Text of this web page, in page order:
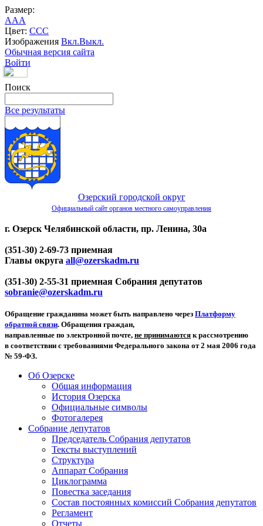
Размер:
AAA
Цвет: CCC
Изображения Вкл.Выкл.
Обычная версия сайта
Войти
Поиск
Все результаты
Озерский городской округ
Официальный сайт органов местного самоуправления
г. Озерск Челябинской области, пр. Ленина, 30а
(351-30) 2-69-73 приемная
Главы округа all@ozerskadm.ru
(351-30) 2-55-31 приемная Собрания депутатов
sobranie@ozerskadm.ru
Обращение гражданина может быть направлено через Платформу
обратной связи. Обращения граждан,
направленные по электронной почте, не принимаются к рассмотрению
в соответствии с требованиями Федерального закона от 2 мая 2006 года
№ 59-ФЗ.
Об Озерске
Общая информация
История Озерска
Официальные символы
Фотогалерея
Собрание депутатов
Председатель Собрания депутатов
Тексты выступлений
Структура
Аппарат Собрания
Циклограмма
Повестка заседания
Состав постоянных комиссий Собрания депутатов
Регламент
Отчеты